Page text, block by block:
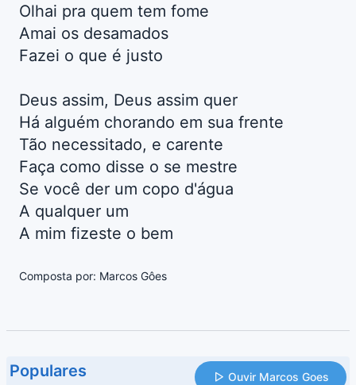
Olhai pra quem tem fome
Amai os desamados
Fazei o que é justo
Deus assim, Deus assim quer
Há alguém chorando em sua frente
Tão necessitado, e carente
Faça como disse o se mestre
Se você der um copo d'água
A qualquer um
A mim fizeste o bem
Composta por: Marcos Gôes
Populares Ouvir Marcos Goes